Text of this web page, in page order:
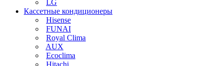
LG
Кассетные кондиционеры
Hisense
FUNAI
Royal Clima
AUX
Ecoclima
Hitachi